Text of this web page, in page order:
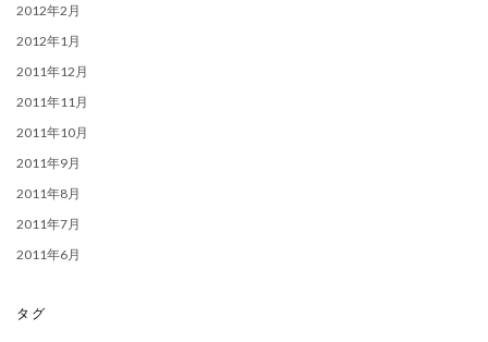
2012年2月
2012年1月
2011年12月
2011年11月
2011年10月
2011年9月
2011年8月
2011年7月
2011年6月
タグ